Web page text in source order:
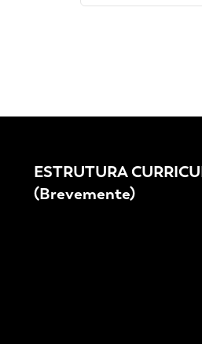
ESTRUTURA
(Brevemente)